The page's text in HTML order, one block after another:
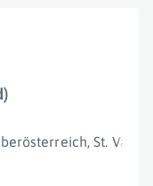
,St.